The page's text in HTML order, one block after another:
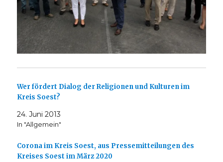
Wer fördert Dialog der Religionen und Kulturen im
Kreis Soest?
24. Juni 2013
In "Allgemein"
Corona im Kreis Soest, aus Pressemitteilungen des
Kreises Soest im März 2020